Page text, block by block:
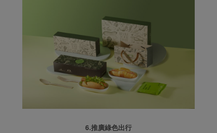
6.推廣綠色出行